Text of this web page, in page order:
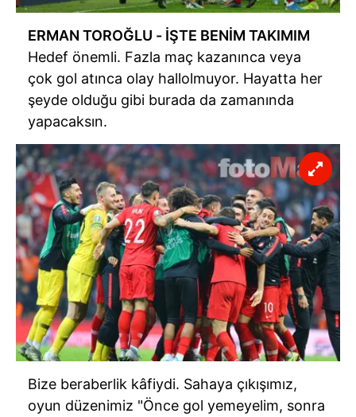
ERMAN TOROĞLU - İŞTE BENİM TAKIMIM
Hedef önemli. Fazla maç kazanınca veya
çok gol atınca olay hallolmuyor. Hayatta her
şeyde olduğu gibi burada da zamanında
yapacaksın.
Bize beraberlik kâfiydi. Sahaya çıkışımız,
oyun düzenimiz "Önce gol yemeyelim, sonra